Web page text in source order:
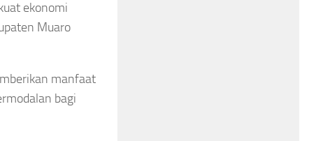
ekonomi
Muaro
manfaat
bagi